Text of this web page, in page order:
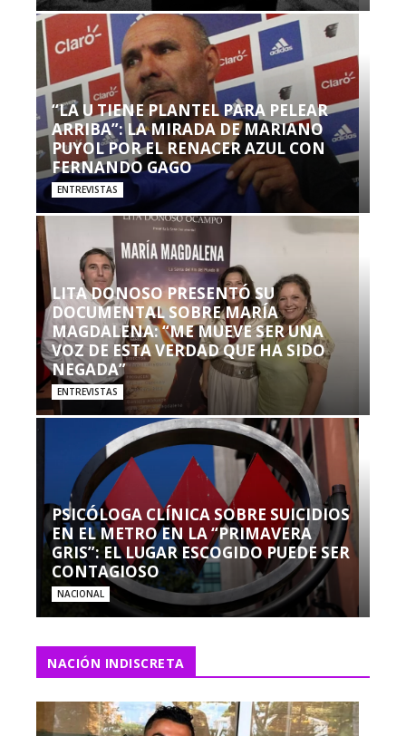
“LA U TIENE PLANTEL PARA PELEAR
ARRIBA”: LA MIRADA DE MARIANO
PUYOL POR EL RENACER AZUL CON
FERNANDO GAGO
ENTREVISTAS
LITA DONOSO PRESENTÓ SU
DOCUMENTAL SOBRE MARÍA
MAGDALENA: “ME MUEVE SER UNA
VOZ DE ESTA VERDAD QUE HA SIDO
NEGADA”
ENTREVISTAS
PSICÓLOGA CLÍNICA SOBRE SUICIDIOS
EN EL METRO EN LA “PRIMAVERA
GRIS”: EL LUGAR ESCOGIDO PUEDE SER
CONTAGIOSO
NACIONAL
NACIÓN INDISCRETA